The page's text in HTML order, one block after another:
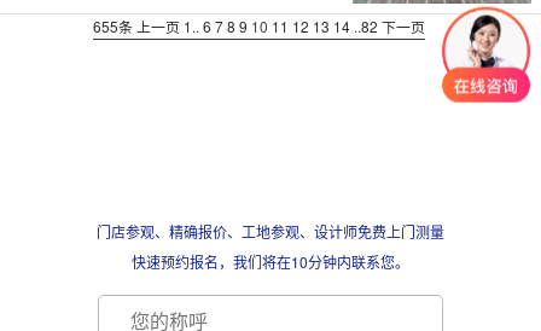
655条 上一页 1 ..6 78 9 10 11 12 13 14 ..82 下一页
门店参观、精确报价、工地参观、设计师免费上门测量
快速预约报名，我们将在10分钟内联系您。